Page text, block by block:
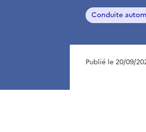
Conduite
Publié le 20/09/